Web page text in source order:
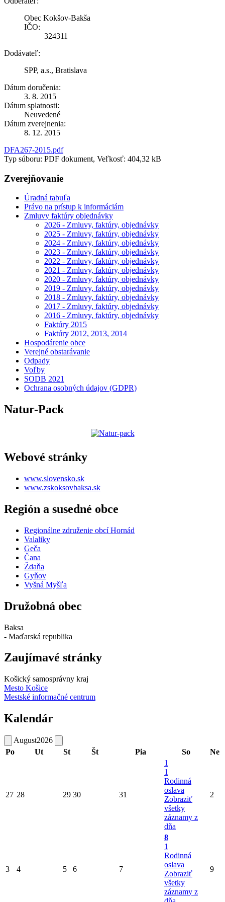
Obec Kokšov-Bakša
IČO:
324311
Dodávateľ:
SPP, a.s., Bratislava
Dátum doručenia:
3. 8. 2015
Dátum splatnosti:
Neuvedené
Dátum zverejnenia:
8. 12. 2015
DFA267-2015.pdf
Typ súboru: PDF dokument, Veľkosť: 404,32 kB
Zverejňovanie
Úradná tabuľa
Právo na prístup k informáciám
Zmluvy faktúry objednávky
2026 - Zmluvy, faktúry, objednávky
2025 - Zmluvy, faktúry, objednávky
2024 - Zmluvy, faktúry, objednávky
2023 - Zmluvy, faktúry, objednávky
2022 - Zmluvy, faktúry, objednávky
2021 - Zmluvy, faktúry, objednávky
2020 - Zmluvy, faktúry, objednávky
2019 - Zmluvy, faktúry, objednávky
2018 - Zmluvy, faktúry, objednávky
2017 - Zmluvy, faktúry, objednávky
2016 - Zmluvy, faktúry, objednávky
Faktúry 2015
Faktúry 2012, 2013, 2014
Hospodárenie obce
Verejné obstarávanie
Odpady
Voľby
SODB 2021
Ochrana osobných údajov (GDPR)
Natur-Pack
Webové stránky
www.slovensko.sk
www.zskoksovbaksa.sk
Región a susedné obce
Regionálne združenie obcí Hornád
Valaliky
Geča
Čana
Ždaňa
Gyňov
Vyšná Myšľa
Družobná obec
Baksa
- Maďarská republika
Zaujímavé stránky
Košický samosprávny kraj
Mesto Košice
Mestské informačné centrum
Kalendár
August2026
Po
Ut St Št Pia So Ne
27 28 29 30 31
1
1
Rodinná
oslava
Zobraziť
všetky
záznamy z
dňa
2
3 4 5 6 7
8
1
Rodinná
oslava
Zobraziť
všetky
záznamy z
9